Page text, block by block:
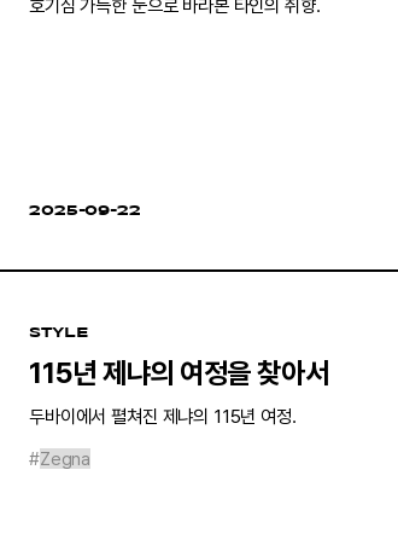
호기심 가득한 눈으로 바라본 타인의 취향.
2025-09-22
STYLE
115년 제냐의 여정을 찾아서
두바이에서 펼쳐진 제냐의 115년 여정.
#Zegna